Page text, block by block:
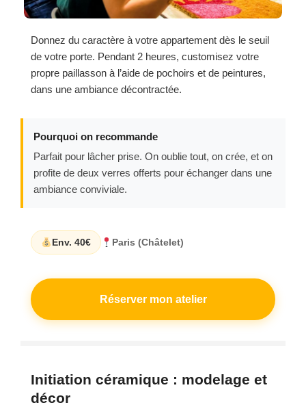
Donnez du caractère à votre appartement dès le seuil
de votre porte. Pendant 2 heures, customisez votre
propre paillasson à l’aide de pochoirs et de peintures,
dans une ambiance décontractée.
Pourquoi on recommande
Parfait pour lâcher prise. On oublie tout, on crée, et on
profite de deux verres offerts pour échanger dans une
ambiance conviviale.
Env. 40€ Paris (Châtelet)
Réserver mon atelier
Initiation céramique : modelage et
décor